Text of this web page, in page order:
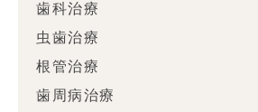
歯科治療
虫歯治療
根管治療
歯周病治療